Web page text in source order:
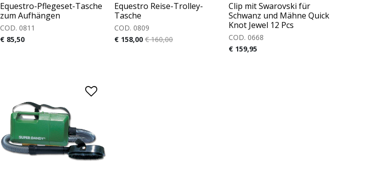
Equestro-Pflegeset-Tasche
zum Aufhängen
COD. 0811
€ 85,50
Equestro Reise-Trolley-
Tasche
COD. 0809
€ 158,00 € 160,00
Clip mit Swarovski für
Schwanz und Mähne Quick
Knot Jewel 12 Pcs
COD. 0668
€ 159,95